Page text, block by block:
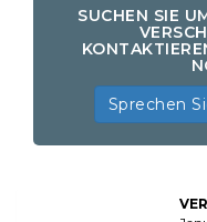
SUCHEN SIE
Sprechen